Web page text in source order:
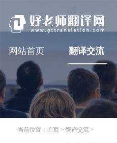
网站首页 翻译交流
当前位置： 主页> 翻译交流>